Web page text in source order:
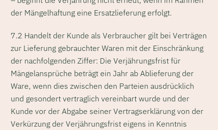
der Mängelhaftung eine Ersatzlieferung erfolgt.
7.2 Handelt der Kunde als Verbraucher gilt bei Verträgen
zur Lieferung gebrauchter Waren mit der Einschränkung
der nachfolgenden Ziffer: Die Verjährungsfrist für
Mängelansprüche beträgt ein Jahr ab Ablieferung der
Ware, wenn dies zwischen den Parteien ausdrücklich
und gesondert vertraglich vereinbart wurde und der
Kunde vor der Abgabe seiner Vertragserklärung von der
Verkürzung der Verjährungsfrist eigens in Kenntnis